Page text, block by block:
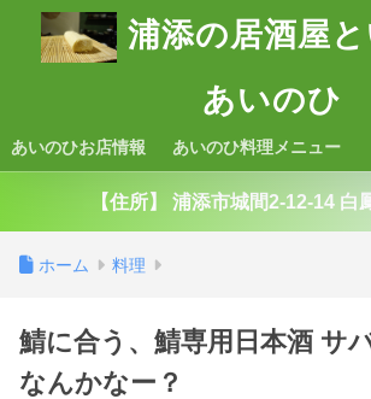
浦添の居酒屋
あいのひ
あいのひお店情報 あいのひ料理メニュー
【住所】 浦添市城間2-12-14 白
ホーム 料理
鯖に合う、鯖専用日本酒 サ
なんかなー？